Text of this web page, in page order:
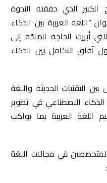
الكبير الذي حققته الندوة
“اللغة العربية بين الذكاء
أبرزت الحاجة الملحّة إلى
آفاق التكامل بين الذكاء
التقنيات الحديثة واللغة
الاصطناعي في تطوير
اللغة العربية بما يواكب
في مجالات اللغة